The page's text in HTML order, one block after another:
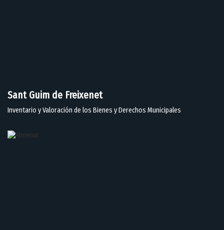
Sant Guim de Freixenet
Inventario y Valoración de los Bienes y Derechos Municipales